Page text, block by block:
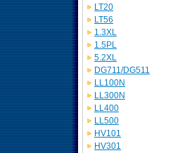
LT20
LT56
1.3XL
1.5PL
5.2XL
DG711/DG511
LL100N
LL300N
LL400
LL500
HV101
HV301